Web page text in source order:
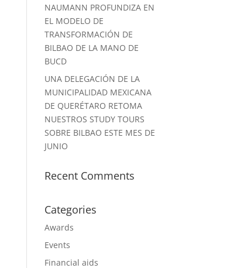
NAUMANN PROFUNDIZA EN
EL MODELO DE
TRANSFORMACIÓN DE
BILBAO DE LA MANO DE
BUCD
UNA DELEGACIÓN DE LA
MUNICIPALIDAD MEXICANA
DE QUERÉTARO RETOMA
NUESTROS STUDY TOURS
SOBRE BILBAO ESTE MES DE
JUNIO
Recent Comments
Categories
Awards
Events
Financial aids